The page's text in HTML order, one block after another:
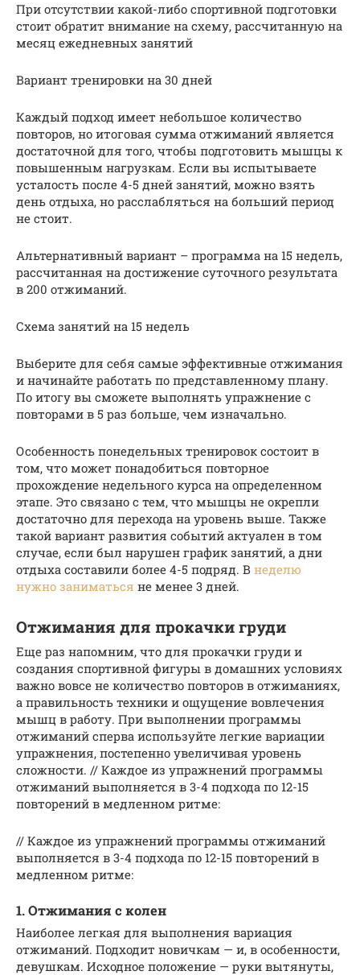
При отсутствии какой-либо спортивной подготовки
стоит обратит внимание на схему, рассчитанную на
месяц ежедневных занятий
Вариант тренировки на 30 дней
Каждый подход имеет небольшое количество
повторов, но итоговая сумма отжиманий является
достаточной для того, чтобы подготовить мышцы к
повышенным нагрузкам. Если вы испытываете
усталость после 4-5 дней занятий, можно взять
день отдыха, но расслабляться на больший период
не стоит.
Альтернативный вариант – программа на 15 недель,
рассчитанная на достижение суточного результата
в 200 отжиманий.
Схема занятий на 15 недель
Выберите для себя самые эффективные отжимания
и начинайте работать по представленному плану.
По итогу вы сможете выполнять упражнение с
повторами в 5 раз больше, чем изначально.
Особенность понедельных тренировок состоит в
том, что может понадобиться повторное
прохождение недельного курса на определенном
этапе. Это связано с тем, что мышцы не окрепли
достаточно для перехода на уровень выше. Также
такой вариант развития событий актуален в том
случае, если был нарушен график занятий, а дни
отдыха составили более 4-5 подряд. В неделю
нужно заниматься не менее 3 дней.
Отжимания для прокачки груди
Еще раз напомним, что для прокачки груди и
создания спортивной фигуры в домашних условиях
важно вовсе не количество повторов в отжиманиях,
а правильность техники и ощущение вовлечения
мышц в работу. При выполнении программы
отжиманий сперва используйте легкие вариации
упражнения, постепенно увеличивая уровень
сложности. // Каждое из упражнений программы
отжиманий выполняется в 3-4 подхода по 12-15
повторений в медленном ритме:
// Каждое из упражнений программы отжиманий
выполняется в 3-4 подхода по 12-15 повторений в
медленном ритме:
1. Отжимания с колен
Наиболее легкая для выполнения вариация
отжиманий. Подходит новичкам — и, в особенности,
девушкам. Исходное положение — руки вытянуты,